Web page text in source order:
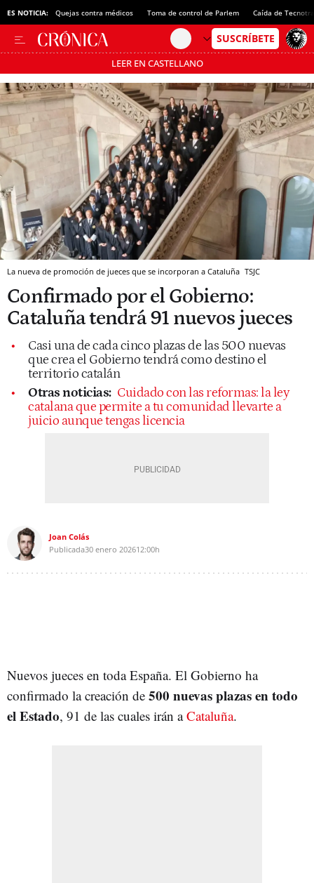
ES NOTICIA: Quejas contra médicos Toma de control de Parlem Caída de
LEER EN CASTELLANO
Pásate al MODO AHORRO
La nueva de promoción de jueces que se incorporan a Cataluña TSJC
Confirmado por el Gobierno:
Cataluña tendrá 91 nuevos jueces
Casi una de cada cinco plazas de las 500 nuevas
que crea el Gobierno tendrá como destino el
territorio catalán
Otras noticias: Cuidado con las reformas: la ley
catalana que permite a tu comunidad llevarte a
juicio aunque tengas licencia
Joan Colás
Publicada30 enero 202612:00h
Nuevos jueces en toda España. El Gobierno ha
confirmado la creación de 500 nuevas plazas en todo
el Estado, 91 de las cuales irán aCataluña.